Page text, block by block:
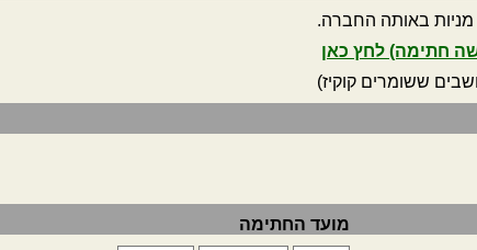
מניות באותה החברה.
חתימה) לחץ כאן
ששומרים קוקיז)
מועד החתימה